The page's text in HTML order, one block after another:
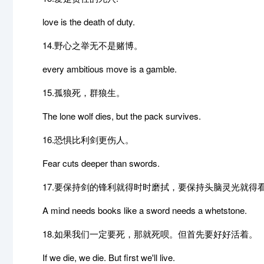
love is the death of duty.
14.野心之举无不是赌博。
every ambitious move is a gamble.
15.孤狼死，群狼生。
The lone wolf dies, but the pack survives.
16.恐惧比利剑更伤人。
Fear cuts deeper than swords.
17.要保持剑的锋利就得时时磨拭，要保持头脑灵光就得
A mind needs books like a sword needs a whetstone.
18.如果我们一定要死，那就死呗。但首先要好好活着。
If we die, we die. But first we'll live.